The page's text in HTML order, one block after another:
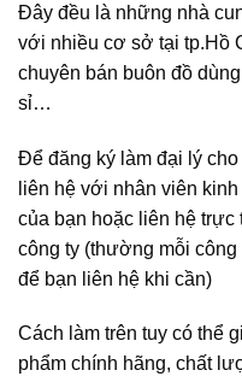
Đây đều là những nhà
với nhiều cơ sở tại tp.Hồ
chuyên bán buôn đồ
sỉ…
Để đăng ký làm đại lý
liên hệ với nhân viên
của bạn hoặc liên hệ trực
công ty (thường mỗi
để bạn liên hệ khi cần)
Cách làm trên tuy có thể
phẩm chính hãng, chất